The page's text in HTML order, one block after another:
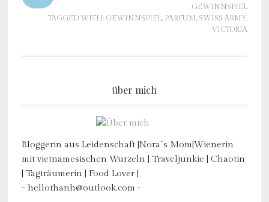
GEWINNSPIEL
TAGGED WITH: GEWINNSPIEL, PARFUM, SWISS ARMY,
VICTORIA
über mich
Bloggerin aus Leidenschaft |Nora´s Mom|Wienerin
mit vietnamesischen Wurzeln | Traveljunkie | Chaotin
| Tagträumerin | Food Lover |
- hellothanh@outlook.com -